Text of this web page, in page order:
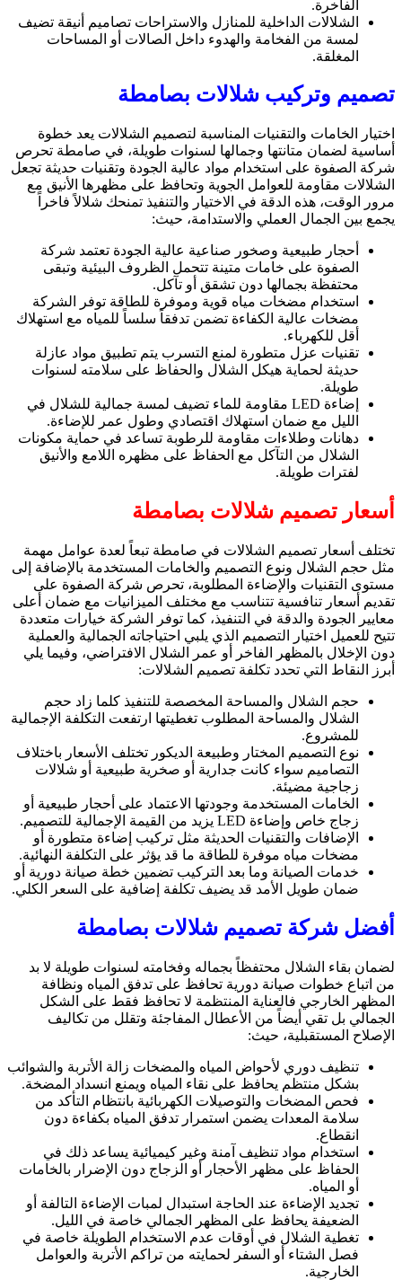
الفاخرة.
الشلالات الداخلية للمنازل والاستراحات تصاميم أنيقة تضيف
لمسة من الفخامة والهدوء داخل الصالات أو المساحات
المغلقة.
تصميم وتركيب شلالات بصامطة
اختيار الخامات والتقنيات المناسبة لتصميم الشلالات يعد خطوة
أساسية لضمان متانتها وجمالها لسنوات طويلة، في صامطة تحرص
شركة الصفوة على استخدام مواد عالية الجودة وتقنيات حديثة تجعل
الشلالات مقاومة للعوامل الجوية وتحافظ على مظهرها الأنيق مع
مرور الوقت، هذه الدقة في الاختيار والتنفيذ تمنحك شلالاً فاخراً
يجمع بين الجمال العملي والاستدامة، حيث:
أحجار طبيعية وصخور صناعية عالية الجودة تعتمد شركة
الصفوة على خامات متينة تتحمل الظروف البيئية وتبقى
محتفظة بجمالها دون تشقق أو تآكل.
استخدام مضخات مياه قوية وموفرة للطاقة توفر الشركة
مضخات عالية الكفاءة تضمن تدفقاً سلساً للمياه مع استهلاك
أقل للكهرباء.
تقنيات عزل متطورة لمنع التسرب يتم تطبيق مواد عازلة
حديثة لحماية هيكل الشلال والحفاظ على سلامته لسنوات
طويلة.
إضاءة LED مقاومة للماء تضيف لمسة جمالية للشلال في
الليل مع ضمان استهلاك اقتصادي وطول عمر للإضاءة.
دهانات وطلاءات مقاومة للرطوبة تساعد في حماية مكونات
الشلال من التآكل مع الحفاظ على مظهره اللامع والأنيق
لفترات طويلة.
أسعار تصميم شلالات بصامطة
تختلف أسعار تصميم الشلالات في صامطة تبعاً لعدة عوامل مهمة
مثل حجم الشلال ونوع التصميم والخامات المستخدمة بالإضافة إلى
مستوى التقنيات والإضاءة المطلوبة، تحرص شركة الصفوة على
تقديم أسعار تنافسية تتناسب مع مختلف الميزانيات مع ضمان أعلى
معايير الجودة والدقة في التنفيذ، كما توفر الشركة خيارات متعددة
تتيح للعميل اختيار التصميم الذي يلبي احتياجاته الجمالية والعملية
دون الإخلال بالمظهر الفاخر أو عمر الشلال الافتراضي، وفيما يلي
أبرز النقاط التي تحدد تكلفة تصميم الشلالات:
حجم الشلال والمساحة المخصصة للتنفيذ كلما زاد حجم
الشلال والمساحة المطلوب تغطيتها ارتفعت التكلفة الإجمالية
للمشروع.
نوع التصميم المختار وطبيعة الديكور تختلف الأسعار باختلاف
التصاميم سواء كانت جدارية أو صخرية طبيعية أو شلالات
زجاجية مضيئة.
الخامات المستخدمة وجودتها الاعتماد على أحجار طبيعية أو
زجاج خاص وإضاءة LED يزيد من القيمة الإجمالية للتصميم.
الإضافات والتقنيات الحديثة مثل تركيب إضاءة متطورة أو
مضخات مياه موفرة للطاقة ما قد يؤثر على التكلفة النهائية.
خدمات الصيانة وما بعد التركيب تضمين خطة صيانة دورية أو
ضمان طويل الأمد قد يضيف تكلفة إضافية على السعر الكلي.
أفضل شركة تصميم شلالات بصامطة
لضمان بقاء الشلال محتفظاً بجماله وفخامته لسنوات طويلة لا بد
من اتباع خطوات صيانة دورية تحافظ على تدفق المياه ونظافة
المظهر الخارجي فالعناية المنتظمة لا تحافظ فقط على الشكل
الجمالي بل تقي أيضاً من الأعطال المفاجئة وتقلل من تكاليف
الإصلاح المستقبلية، حيث:
تنظيف دوري لأحواض المياه والمضخات زالة الأتربة والشوائب
بشكل منتظم يحافظ على نقاء المياه ويمنع انسداد المضخة.
فحص المضخات والتوصيلات الكهربائية بانتظام التأكد من
سلامة المعدات يضمن استمرار تدفق المياه بكفاءة دون
انقطاع.
استخدام مواد تنظيف آمنة وغير كيميائية يساعد ذلك في
الحفاظ على مظهر الأحجار أو الزجاج دون الإضرار بالخامات
أو المياه.
تجديد الإضاءة عند الحاجة استبدال لمبات الإضاءة التالفة أو
الضعيفة يحافظ على المظهر الجمالي خاصة في الليل.
تغطية الشلال في أوقات عدم الاستخدام الطويلة خاصة في
فصل الشتاء أو السفر لحمايته من تراكم الأتربة والعوامل
الخارجية.